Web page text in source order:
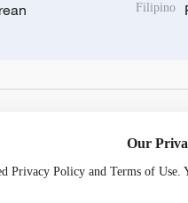
Filipino
Our
Policy and Terms of Use.